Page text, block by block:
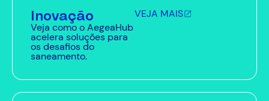
Inovação
Veja como o AegeaHub
acelera soluções para
os desafios do
saneamento.
VEJA MAIS